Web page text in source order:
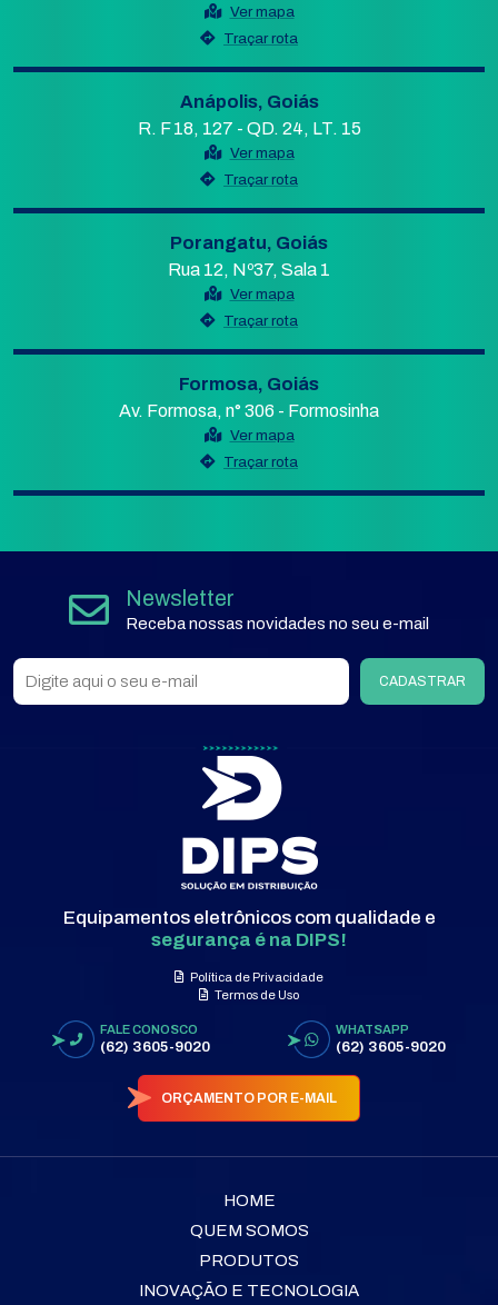
Ver mapa
Traçar rota
Anápolis, Goiás
R. F 18, 127 - QD. 24, LT. 15
Ver mapa
Traçar rota
Porangatu, Goiás
Rua 12, Nº37, Sala 1
Ver mapa
Traçar rota
Formosa, Goiás
Av. Formosa, n° 306 - Formosinha
Ver mapa
Traçar rota
Newsletter
Receba nossas novidades no seu e-mail
CADASTRAR
Equipamentos eletrônicos com qualidade e
segurança é na DIPS!
Política de Privacidade
Termos de Uso
FALE CONOSCO
(62) 3605-9020
WHATSAPP
(62) 3605-9020
ORÇAMENTO POR E-MAIL
HOME
QUEM SOMOS
PRODUTOS
INOVAÇÃO E TECNOLOGIA